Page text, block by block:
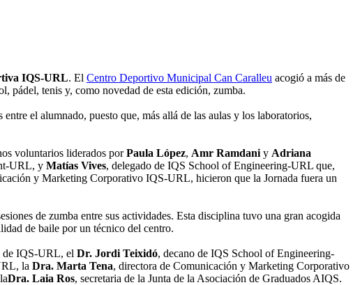
IQS-URL. El Centro Deportivo Municipal Can Caralleu acogió a más de
pádel, tenis y, como novedad de esta edición, zumba.
el alumnado, puesto que, más allá de las aulas y los laboratorios,
voluntarios liderados porPaula López, Amr Ramdani y Adriana
URL, y Matías Vives, delegado de IQS School of Engineering-URL que,
y Marketing Corporativo IQS-URL, hicieron que la Jornada fuera un
de zumba entre sus actividades. Esta disciplina tuvo una gran acogida
de baile por un técnico del centro.
de IQS-URL, el Dr. Jordi Teixidó, decano de IQS School of Engineering-
la Dra. Marta Tena, directora de Comunicación y Marketing Corporativo
Dra. Laia Ros, secretaria de la Junta de la Asociación de Graduados AIQS.